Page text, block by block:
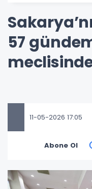
57
11-05-2026 17:05
Abone Ol